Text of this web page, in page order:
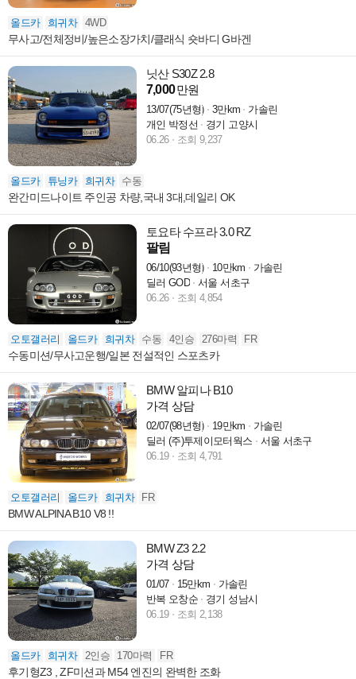
올드카 희귀차 4WD
무사고/전체정비/높은소장가치/클래식 숏바디 G바겐
닛산 S30Z 2.8
7,000만원
13/07(75년형) 3만km
가솔린
개인 박정선
경기 고양시
06.26
조회 9,237
올드카 튜닝카 희귀차 수동
완간미드나이트 주인공 차량,국내 3대,데일리 OK
토요타 수프라 3.0 RZ
팔림
06/10(93년형) 10만km
가솔린
딜러 GOD
서울 서초구
06.26
조회 4,854
오토갤러리 올드카 희귀차 수동 4인승 276마력 FR
수동미션/무사고운행/일본 전설적인 스포츠카
BMW 알피나 B10
가격 상담
02/07(98년형) 19만km
가솔린
딜러 (주)투제이모터웍스
서울 서초구
06.19
조회 4,791
오토갤러리 올드카 희귀차 FR
BMW ALPINA B10 V8 !!
BMW Z3 2.2
가격 상담
01/07 15만km
가솔린
반복 오창순
경기 성남시
06.19
조회 2,138
올드카 희귀차 2인승 170마력 FR
후기형Z3 , ZF미션과 M54 엔진의 완벽한 조화